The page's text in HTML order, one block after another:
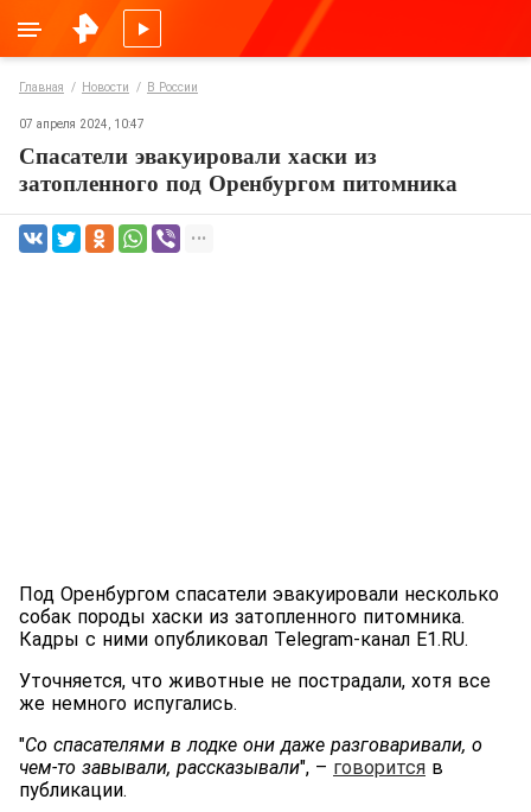
Главная Новости В России
07 апреля 2024, 10:47
Спасатели эвакуировали хаски из
затопленного под Оренбургом питомника
Под Оренбургом спасатели эвакуировали несколько
собак породы хаски из затопленного питомника.
Кадры с ними опубликовал Telegram-канал Е1.RU.
Уточняется, что животные не пострадали, хотя все
же немного испугались.
"Со спасателями в лодке они даже разговаривали, о
чем-то завывали, рассказывали", – говорится в
публикации.